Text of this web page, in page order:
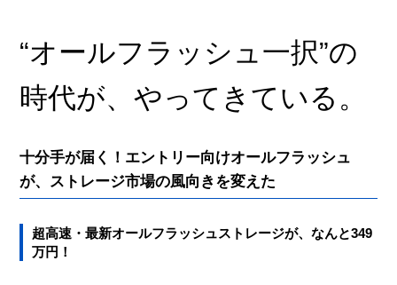
“オールフラッシュ一択”の
時代が、やってきている。
十分手が届く！エントリー向けオールフラッシュ
が、ストレージ市場の風向きを変えた
超高速・最新オールフラッシュストレージが、なんと349
万円！